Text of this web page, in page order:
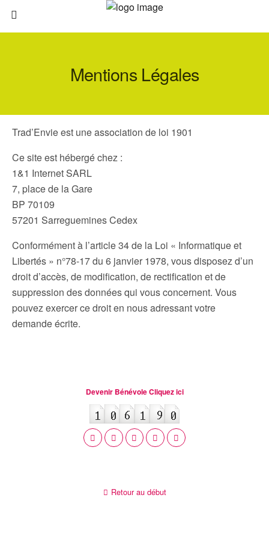
Mentions Légales
Trad’Envie est une association de loi 1901
Ce site est hébergé chez :
1&1 Internet SARL
7, place de la Gare
BP 70109
57201 Sarreguemines Cedex
Conformément à l’article 34 de la Loi « Informatique et
Libertés » n°78-17 du 6 janvier 1978, vous disposez d’un
droit d’accès, de modification, de rectification et de
suppression des données qui vous concernent. Vous
pouvez exercer ce droit en nous adressant votre
demande écrite.
Devenir Bénévole Cliquez ici
Retour au début